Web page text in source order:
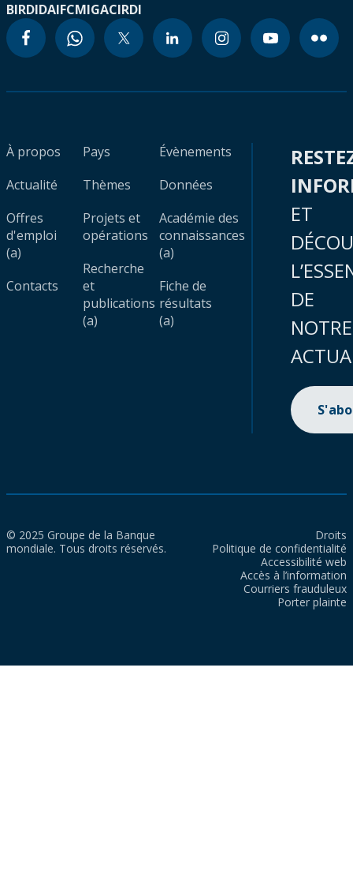
BIRDIDAIFCMIGACIRDI
À propos
Actualité
Offres
d'emploi
(a)
Contacts
Pays
Thèmes
Projets et
opérations
Recherche
et
publications
(a)
Évènements
Données
Académie des
connaissances
(a)
Fiche de
résultats
(a)
ET
DE
NOTRE
© 2025 Groupe de la Banque
mondiale. Tous droits réservés.
Droits
Politique de confidentialité
Accessibilité web
Accès à l’information
Courriers frauduleux
Porter plainte